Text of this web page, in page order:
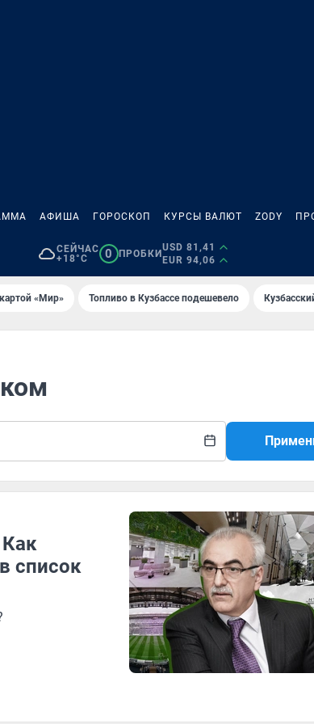
АФИША ГОРОСКОП КУРСЫ ВАЛЮТ ZODY
СЕЙЧАС
+18°C
0 ПРОБКИ
USD 81,41
EUR 94,06
«Мир» Топливо в Кузбассе подешевело
Как
список